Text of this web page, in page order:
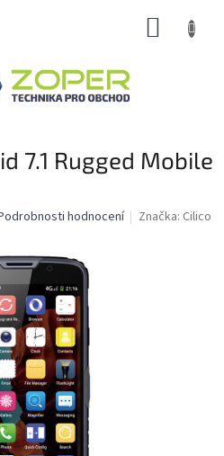
7.1 Rugged Mobile
hodnocení Značka: Cilico